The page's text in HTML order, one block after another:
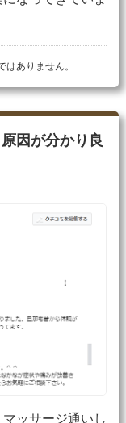
ありません。
因が分かり良
ッサージ通いし